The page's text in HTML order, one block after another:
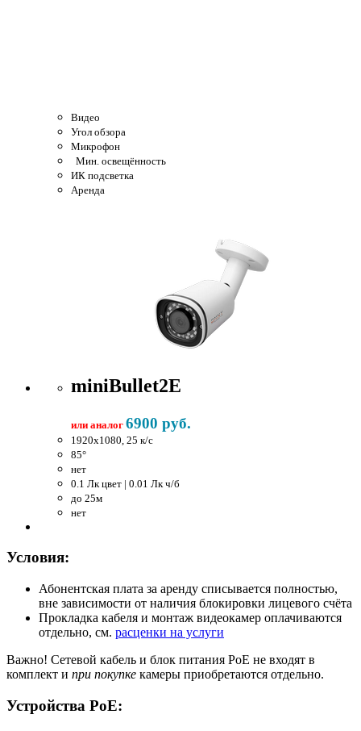
Видео
Угол обзора
Микрофон
Мин. освещённость
ИК подсветка
Аренда
miniBullet2E
или аналог 6900 руб.
1920x1080, 25 к/c
85°
нет
0.1 Лк цвет | 0.01 Лк ч/б
до 25м
нет
Условия:
Абонентская плата за аренду списывается полностью,
вне зависимости от наличия блокировки лицевого счёта
Прокладка кабеля и монтаж видеокамер оплачиваются
отдельно, см. расценки на услуги
Важно! Сетевой кабель и блок питания PoE не входят в
комплект и при покупке камеры приобретаются отдельно.
Устройства PoE: